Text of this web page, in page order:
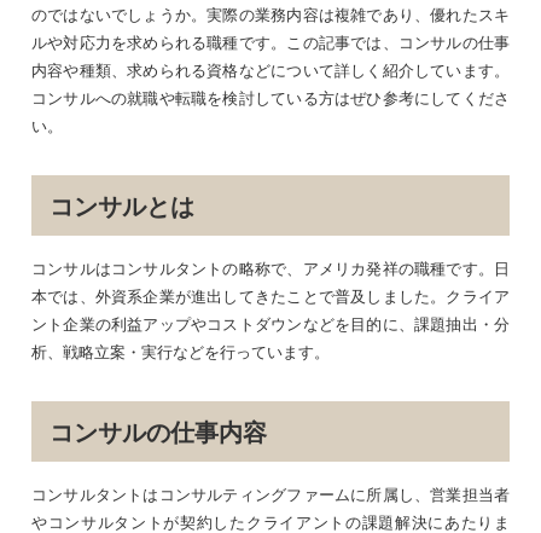
のではないでしょうか。実際の業務内容は複雑であり、優れたスキ
ルや対応力を求められる職種です。この記事では、コンサルの仕事
内容や種類、求められる資格などについて詳しく紹介しています。
コンサルへの就職や転職を検討している方はぜひ参考にしてくださ
い。
コンサルとは
コンサルはコンサルタントの略称で、アメリカ発祥の職種です。日
本では、外資系企業が進出してきたことで普及しました。クライア
ント企業の利益アップやコストダウンなどを目的に、課題抽出・分
析、戦略立案・実行などを行っています。
コンサルの仕事内容
コンサルタントはコンサルティングファームに所属し、営業担当者
やコンサルタントが契約したクライアントの課題解決にあたりま